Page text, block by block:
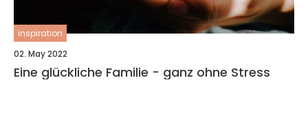
inspiration
02. May 2022
Eine glückliche Familie - ganz ohne Stress